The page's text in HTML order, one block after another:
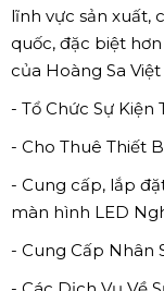
lĩnh vực sản xuất,
quốc, đặc biệt
của Hoàng Sa
- Tổ Chức Sự Kiện
- Cho Thuê Thiết
- Cung cấp, lắp
màn hình LED
- Cung Cấp Nhân